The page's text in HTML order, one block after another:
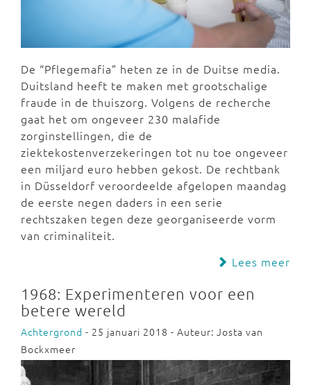
De “Pflegemafia” heten ze in de Duitse media.
Duitsland heeft te maken met grootschalige
fraude in de thuiszorg. Volgens de recherche
gaat het om ongeveer 230 malafide
zorginstellingen, die de
ziektekostenverzekeringen tot nu toe ongeveer
een miljard euro hebben gekost. De rechtbank
in Düsseldorf veroordeelde afgelopen maandag
de eerste negen daders in een serie
rechtszaken tegen deze georganiseerde vorm
van criminaliteit.
Lees meer
1968: Experimenteren voor een
betere wereld
Achtergrond - 25 januari 2018 - Auteur: Josta van
Bockxmeer